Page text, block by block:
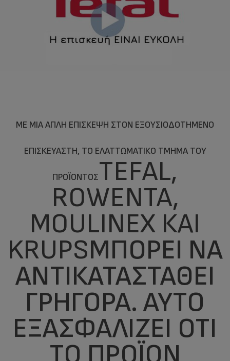
ΜΕ ΜΙΑ ΑΠΛΉ ΕΠΊΣΚΕΨΗ ΣΤΟΝ ΕΞΟΥΣΙΟΔΟΤΗΜΈΝΟ
ΕΠΙΣΚΕΥΑΣΤΉ, ΤΟ ΕΛΑΤΤΩΜΑΤΙΚΌ ΤΜΉΜΑ ΤΟΥ
ΠΡΟΪΌΝΤΟΣTEFAL,
ROWENTA,
MOULINEX ΚΑΙ
KRUPSΜΠΟΡΕΊ ΝΑ
ΑΝΤΙΚΑΤΑΣΤΑΘΕΊ
ΓΡΉΓΟΡΑ. ΑΥΤΌ
ΕΞΑΣΦΑΛΊΖΕΙ ΌΤΙ